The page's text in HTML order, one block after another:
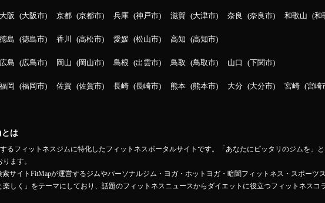
大阪 大阪市 京都 京都市 兵庫 神戸市 滋賀 大津市 奈良 奈良市 和歌山 和
徳島 徳島市 香川 高松市 愛媛 松山市 高知 高知市
広島 広島市 岡山 岡山市 島根 出雲市 鳥取 鳥取市 山口 下関市
福岡 福岡市 佐賀 佐賀市 長崎 長崎市 熊本 熊本市 大分 大分市 宮崎 宮崎
は
るフィットネスジムに特化したフィットネスポータルサイトです。「あなたにピッタリのジムを」
ます。
索サイトFitMapが運営するジムやパーソナルジム・ヨガ・ホットヨガ・暗闇フィットネス・スポー
しく」をテーマにしており、話題のフィットネスニュースからダイエットに役立つフィットネスコ